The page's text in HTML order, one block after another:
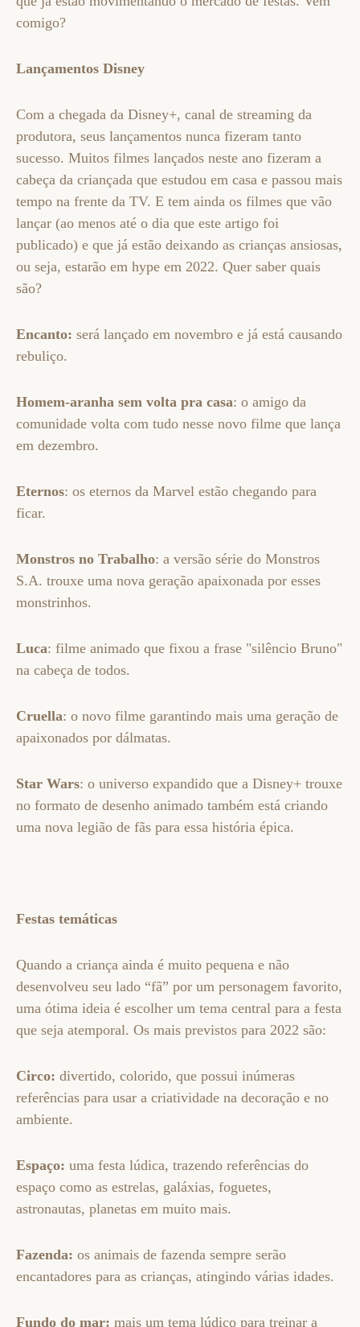
comigo?
Lançamentos Disney
Com a chegada da Disney+, canal de streaming da
produtora, seus lançamentos nunca fizeram tanto
sucesso. Muitos filmes lançados neste ano fizeram a
cabeça da criançada que estudou em casa e passou mais
tempo na frente da TV. E tem ainda os filmes que vão
lançar (ao menos até o dia que este artigo foi
publicado) e que já estão deixando as crianças ansiosas,
ou seja, estarão em hype em 2022. Quer saber quais
são?
Encanto: será lançado em novembro e já está causando
rebuliço.
Homem-aranha sem volta pra casa: o amigo da
comunidade volta com tudo nesse novo filme que lança
em dezembro.
Eternos: os eternos da Marvel estão chegando para
ficar.
Monstros no Trabalho: a versão série do Monstros
S.A. trouxe uma nova geração apaixonada por esses
monstrinhos.
Luca: filme animado que fixou a frase "silêncio Bruno"
na cabeça de todos.
Cruella: o novo filme garantindo mais uma geração de
apaixonados por dálmatas.
Star Wars: o universo expandido que a Disney+ trouxe
no formato de desenho animado também está criando
uma nova legião de fãs para essa história épica.
Festas temáticas
Quando a criança ainda é muito pequena e não
desenvolveu seu lado “fã” por um personagem favorito,
uma ótima ideia é escolher um tema central para a festa
que seja atemporal. Os mais previstos para 2022 são:
Circo: divertido, colorido, que possui inúmeras
referências para usar a criatividade na decoração e no
ambiente.
Espaço: uma festa lúdica, trazendo referências do
espaço como as estrelas, galáxias, foguetes,
astronautas, planetas em muito mais.
Fazenda: os animais de fazenda sempre serão
encantadores para as crianças, atingindo várias idades.
Fundo do mar: mais um tema lúdico para treinar a